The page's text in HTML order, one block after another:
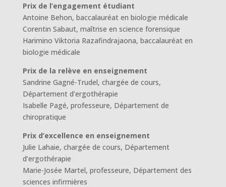
Prix de l’engagement étudiant
Antoine Behon, baccalauréat en biologie médicale
Corentin Sabaut, maîtrise en science forensique
Harimino Viktoria Razafindrajaona, baccalauréat en
biologie médicale
Prix de la relève en enseignement
Sandrine Gagné-Trudel, chargée de cours,
Département d’ergothérapie
Isabelle Pagé, professeure, Département de
chiropratique
Prix d’excellence en enseignement
Julie Lahaie, chargée de cours, Département
d’ergothérapie
Marie-Josée Martel, professeure, Département des
sciences infirmières